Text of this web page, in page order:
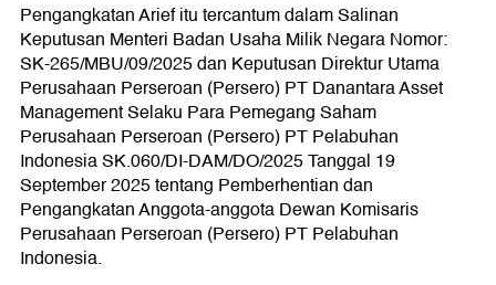
Pengangkatan Arief itu tercantum dalam Salinan
Keputusan Menteri Badan Usaha Milik Negara Nomor:
SK-265/MBU/09/2025 dan Keputusan Direktur Utama
Perusahaan Perseroan (Persero) PT Danantara Asset
Management Selaku Para Pemegang Saham
Perusahaan Perseroan (Persero) PT Pelabuhan
Indonesia SK.060/DI-DAM/DO/2025 Tanggal 19
September 2025 tentang Pemberhentian dan
Pengangkatan Anggota-anggota Dewan Komisaris
Perusahaan Perseroan (Persero) PT Pelabuhan
Indonesia.